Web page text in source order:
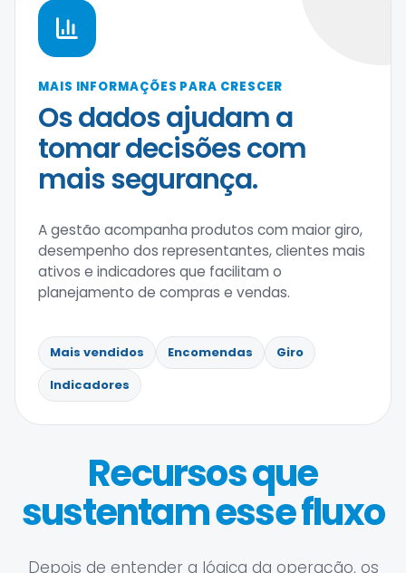
MAIS INFORMAÇÕES PARA CRESCER
Os dados ajudam a
tomar decisões com
mais segurança.
A gestão acompanha produtos com maior giro,
desempenho dos representantes, clientes mais
ativos e indicadores que facilitam o
planejamento de compras e vendas.
Mais vendidos Encomendas
Giro
Indicadores
Recursos que
sustentam esse fluxo
Depois de entender a lógica da operação, os